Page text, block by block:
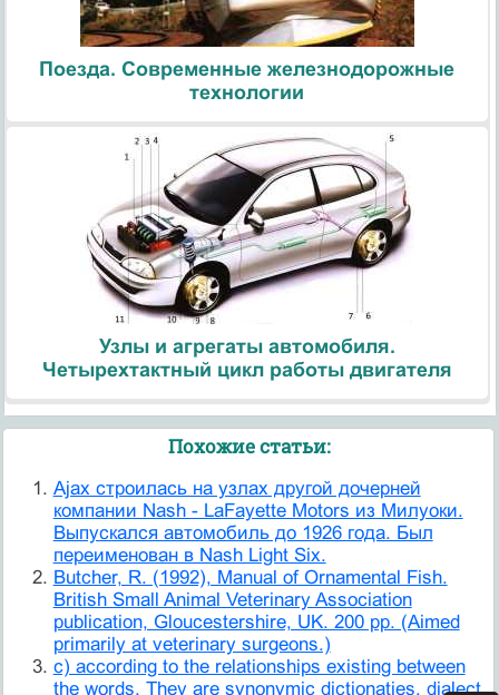
Поезда. Современные железнодорожные
технологии
Узлы и агрегаты автомобиля.
Четырехтактный цикл работы двигателя
Похожие статьи:
Ajax строилась на узлах другой дочерней
компании Nash - LaFayette Motors из Милуоки.
Выпускался автомобиль до 1926 года. Был
переименован в Nash Light Six.
Butcher, R. (1992), Manual of Ornamental Fish.
British Small Animal Veterinary Association
publication, Gloucestershire, UK. 200 pp. (Aimed
primarily at veterinary surgeons.)
c) according to the relationships existing between
the words. They are synonymic dictionaties, dialect